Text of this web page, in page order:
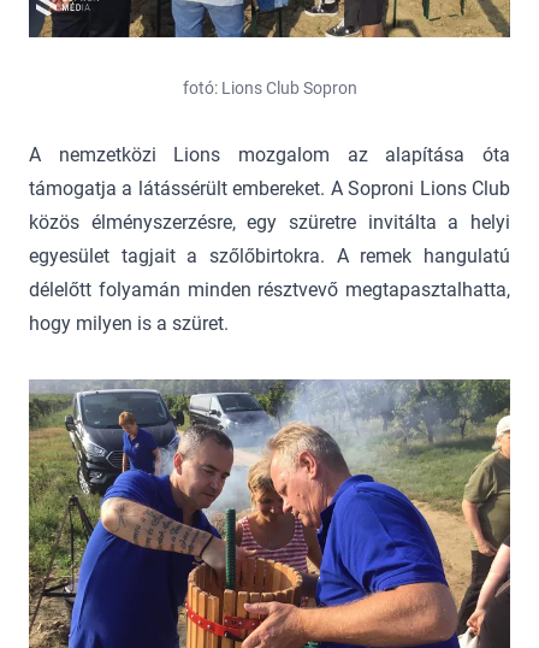
fotó: Lions Club Sopron
A nemzetközi Lions mozgalom az alapítása óta
támogatja a látássérült embereket. A Soproni Lions Club
közös élményszerzésre, egy szüretre invitálta a helyi
egyesület tagjait a szőlőbirtokra. A remek hangulatú
délelőtt folyamán minden résztvevő megtapasztalhatta,
hogy milyen is a szüret.